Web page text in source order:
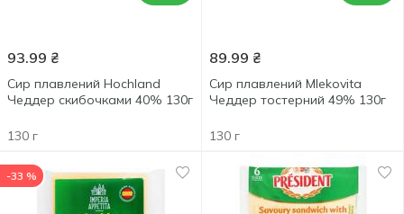
93.99 ₴
Сир плавлений Hochland
Чеддер скибочками 40% 130г
130 г
89.99 ₴
Сир плавлений Mlekovita
Чеддер тостерний 49% 130г
130 г
-33 %